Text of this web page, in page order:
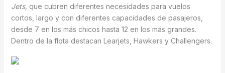
Jets, que cubren diferentes necesidades para vuelos
cortos, largo y con diferentes capacidades de pasajeros,
desde 7 en los más chicos hasta 12 en los más grandes.
Dentro de la flota destacan Learjets, Hawkers y Challengers.